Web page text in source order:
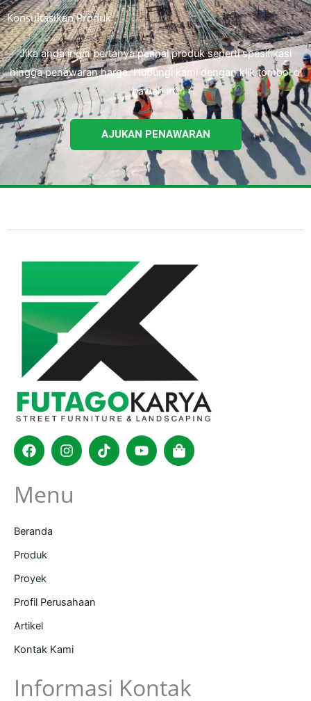
Konsultasikan Produk
Jika anda ingin bertanya perihal produk seperti spesifikasi
hingga penawaran harga. Hubungi kami dengan klik tombol di
bawah ini.
AJUKAN PENAWARAN
FacebookInstagram
TiktokYoutubeShopping-
bag
Menu
Beranda
Produk
Proyek
Profil Perusahaan
Artikel
Kontak Kami
Informasi Kontak